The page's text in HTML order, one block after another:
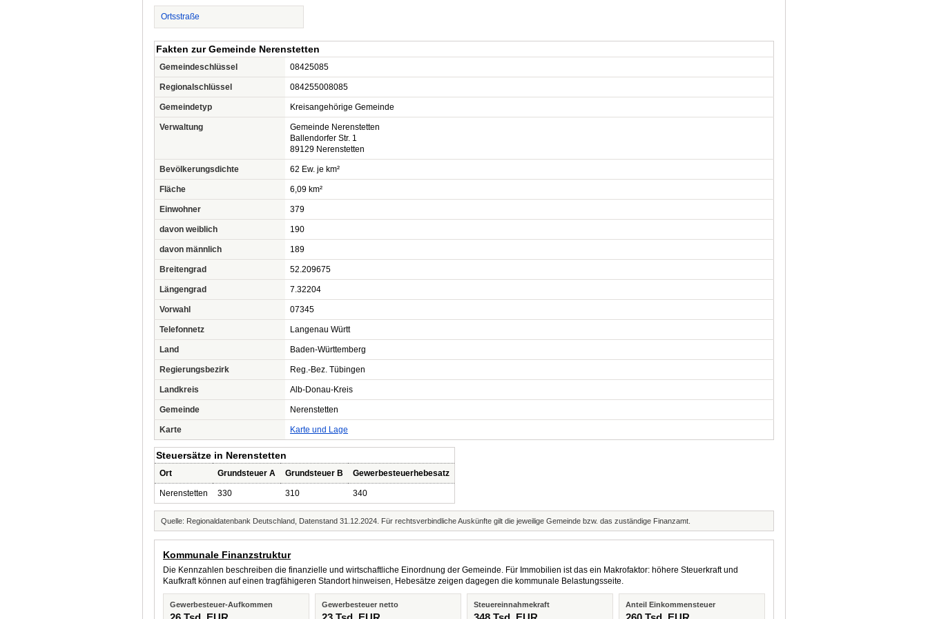
Ortsstraße
Fakten zur Gemeinde Nerenstetten
Gemeindeschlüssel 08425085
Regionalschlüssel 084255008085
Gemeindetyp Kreisangehörige Gemeinde
Verwaltung
Gemeinde Nerenstetten
Ballendorfer Str. 1
89129 Nerenstetten
Bevölkerungsdichte 62 Ew. je km²
Fläche 6,09 km²
Einwohner 379
davon weiblich 190
davon männlich 189
Breitengrad 52.209675
Längengrad 7.32204
Vorwahl 07345
Telefonnetz Langenau Württ
Land Baden-Württemberg
Regierungsbezirk Reg.-Bez. Tübingen
Landkreis Alb-Donau-Kreis
Gemeinde Nerenstetten
Karte Karte und Lage
Steuersätze in Nerenstetten
Ort Grundsteuer A Grundsteuer B Gewerbesteuerhebesatz
Nerenstetten 330 310 340
Quelle: Regionaldatenbank Deutschland, Datenstand 31.12.2024. Für rechtsverbindliche Auskünfte gilt die jeweilige Gemeinde bzw. das zuständige Finanzamt.
Kommunale Finanzstruktur
Die Kennzahlen beschreiben die finanzielle und wirtschaftliche Einordnung der Gemeinde. Für Immobilien ist das ein Makrofaktor: höhere Steuerkraft und
Kaufkraft können auf einen tragfähigeren Standort hinweisen, Hebesätze zeigen dagegen die kommunale Belastungsseite.
Gewerbesteuer-Aufkommen Gewerbesteuer netto Steuereinnahmekraft Anteil Einkommensteuer